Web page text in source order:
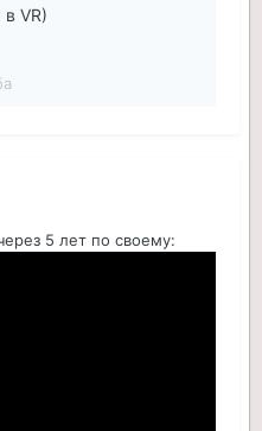
в VR)
5 лет по своему: